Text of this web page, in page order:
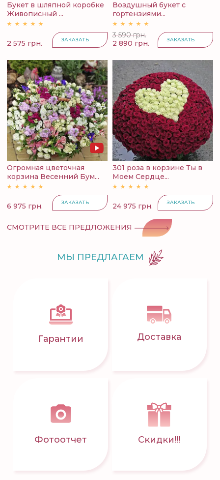
Букет в шляпной коробке
Живописный ...
2 575 грн. ЗАКАЗАТЬ
Воздушный букет с
гортензиями...
3 590 грн.
2 890 грн.
ЗАКАЗАТЬ
Огромная цветочная
корзина Весенний Бум...
6 975 грн. ЗАКАЗАТЬ
301 роза в корзине Ты в
Моем Сердце...
24 975 грн. ЗАКАЗАТЬ
СМОТРИТЕ ВСЕ ПРЕДЛОЖЕНИЯ
МЫ ПРЕДЛАГАЕМ
Гарантии Доставка
Фотоотчет Скидки!!!